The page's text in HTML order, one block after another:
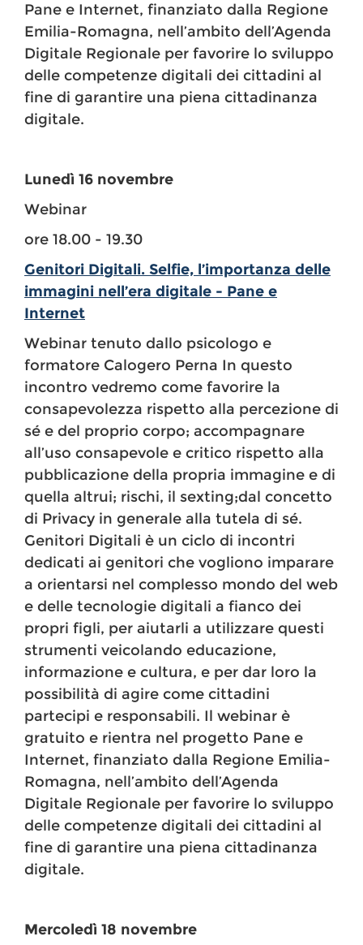
Pane e Internet, finanziato dalla Regione
Emilia-Romagna, nell’ambito dell’Agenda
Digitale Regionale per favorire lo sviluppo
delle competenze digitali dei cittadini al
fine di garantire una piena cittadinanza
digitale.
Lunedì 16 novembre
Webinar
ore 18.00 - 19.30
Genitori Digitali. Selfie, l’importanza delle
immagini nell’era digitale - Pane e
Internet
Webinar tenuto dallo psicologo e
formatore Calogero Perna In questo
incontro vedremo come favorire la
consapevolezza rispetto alla percezione di
sé e del proprio corpo; accompagnare
all’uso consapevole e critico rispetto alla
pubblicazione della propria immagine e di
quella altrui; rischi, il sexting;dal concetto
di Privacy in generale alla tutela di sé.
Genitori Digitali è un ciclo di incontri
dedicati ai genitori che vogliono imparare
a orientarsi nel complesso mondo del web
e delle tecnologie digitali a fianco dei
propri figli, per aiutarli a utilizzare questi
strumenti veicolando educazione,
informazione e cultura, e per dar loro la
possibilità di agire come cittadini
partecipi e responsabili. Il webinar è
gratuito e rientra nel progetto Pane e
Internet, finanziato dalla Regione Emilia-
Romagna, nell’ambito dell’Agenda
Digitale Regionale per favorire lo sviluppo
delle competenze digitali dei cittadini al
fine di garantire una piena cittadinanza
digitale.
Mercoledì 18 novembre